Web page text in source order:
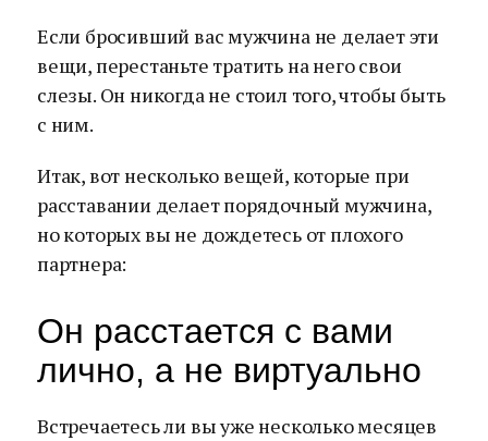
Если бросивший вас мужчина не делает эти
вещи, перестаньте тратить на него свои
слезы. Он никогда не стоил того, чтобы быть
с ним.
Итак, вот несколько вещей, которые при
расставании делает порядочный мужчина,
но которых вы не дождетесь от плохого
партнера:
Он расстается с вами
лично, а не виртуально
Встречаетесь ли вы уже несколько месяцев